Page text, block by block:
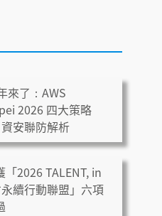
來了：AWS
2026 四大策略
安聯防解析
2026 TALENT, in
續行動聯盟」六項